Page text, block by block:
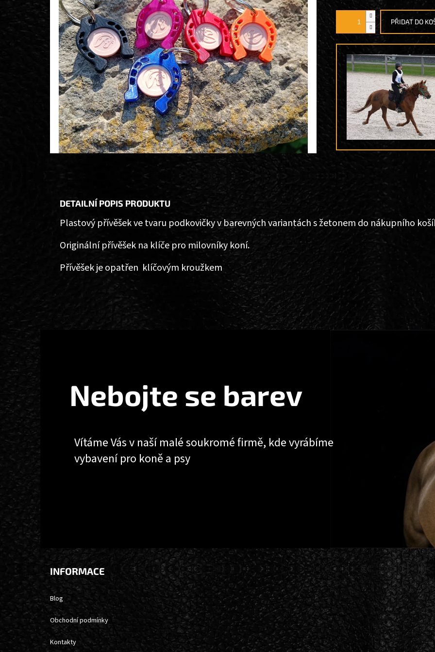
cena:
PŘIDAT DO
DETAILNÍ POPIS PRODUKTU
Plastový přívěšek ve tvaru podkovičky v barevných variantách s žetonem do nákupního
Originální přívěšek na klíče pro milovníky koní.
Přívěšek je opatřen klíčovým kroužkem
Z
Nebojte se barev
Vítáme Vás v naší malé soukromé firmě, kde vyrábíme
vybavení pro koně a psy
INFORMACE
Blog
Obchodní podmínky
Kontakty